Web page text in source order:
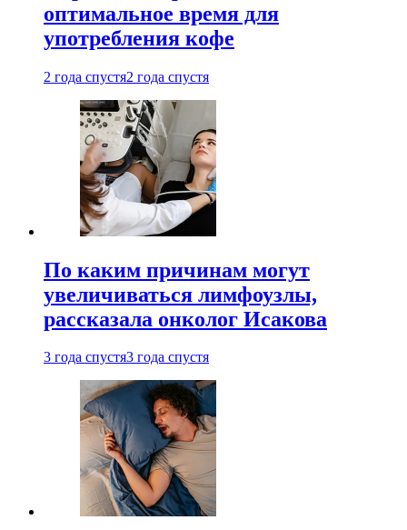
оптимальное время для
употребления кофе
2 года спустя2 года спустя
По каким причинам могут
увеличиваться лимфоузлы,
рассказала онколог Исакова
3 года спустя3 года спустя